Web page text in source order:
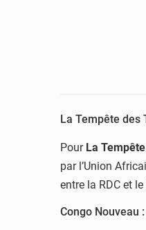
La Tempête des
Pour La
par l’Union
entre la RDC et
Congo Nouveau